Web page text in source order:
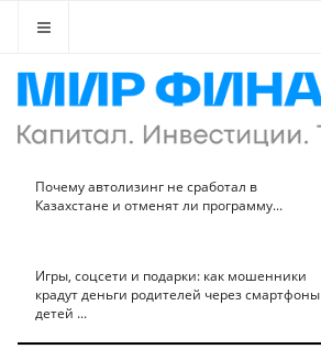
Почему автолизинг не сработал в
Казахстане и отменят ли программу...
Игры, соцсети и подарки: как мошенники
крадут деньги родителей через смартфоны
детей ...